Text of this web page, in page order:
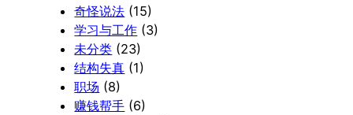
奇怪说法 (15)
学习与工作 (3)
未分类 (23)
结构失真 (1)
职场 (8)
赚钱帮手 (6)